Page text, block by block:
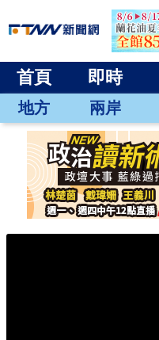
首頁 即時
地方 兩岸